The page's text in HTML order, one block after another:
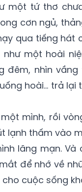
một tứ thơ
cơn ngủ,
qua tiếng hát
một hoài
đêm, nhìn
hoài… trả lại
mình, rồi
lạnh thấm vào
lãng mạn.
để nhớ về
cuộc sống